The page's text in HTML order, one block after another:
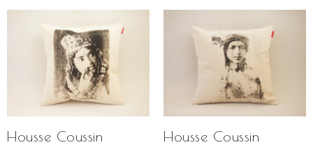
Housse Coussin
Housse Coussin